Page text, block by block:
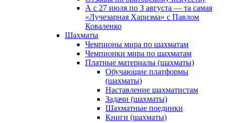
А с 27 июля по 3 августа — та самая
«Лучезарная Харизма» с Павлом
Коваленко
Шахматы
Чемпионы мира по шахматам
Чемпионки мира по шахматам
Платные материалы (шахматы)
Обучающие платформы
(шахматы)
Наставление шахматистам
Задачи (шахматы)
Шахматные поединки
Книги (шахматы)